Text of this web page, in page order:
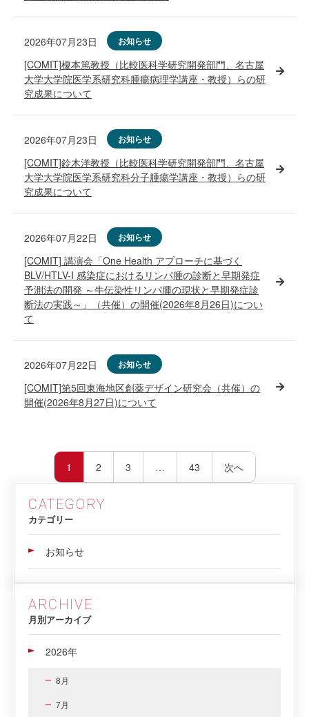
2026年07月23日 お知らせ
[COMIT]榎本篤教授（比較医科学研究開発部門、名古屋
大学大学院医学系研究科腫瘍病理学講座・教授）らの研
究成果について
2026年07月23日 お知らせ
[COMIT]鈴木洋教授（比較医科学研究開発部門、名古屋
大学大学院医学系研究科分子腫瘍学講座・教授）らの研
究成果について
2026年07月22日 お知らせ
[COMIT] 講演会「One Health アプローチに基づく
BLV/HTLV-I 感染症におけるリンパ腫の診断と早期発症
予測法の開発 ～牛伝染性リンパ腫の現状と早期発症診
断法の実践～」（共催）の開催(2026年8月26日)につい
て
2026年07月22日 お知らせ
[COMIT]第5回東海地区創薬デザイン研究会（共催）の
開催(2026年8月27日)について
1 2 3 … 43 次へ
CATEGORY
カテゴリー
お知らせ
ARCHIVE
月別アーカイブ
2026年
8月
7月